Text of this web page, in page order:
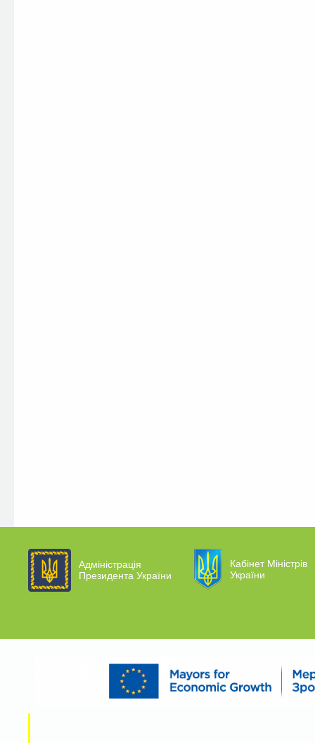
Адміністрація
Президента України
Кабінет Міністрів
України